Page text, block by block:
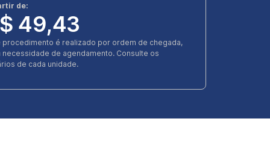
de:
49,43
procedimento é realizado por ordem de chegada,
necessidade de agendamento. Consulte os
de cada unidade.